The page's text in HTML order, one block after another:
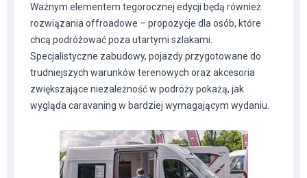
Ważnym elementem tegorocznej edycji będą również
rozwiązania offroadowe – propozycje dla osób, które
chcą podróżować poza utartymi szlakami.
Specjalistyczne zabudowy, pojazdy przygotowane do
trudniejszych warunków terenowych oraz akcesoria
zwiększające niezależność w podróży pokażą, jak
wygląda caravaning w bardziej wymagającym wydaniu.